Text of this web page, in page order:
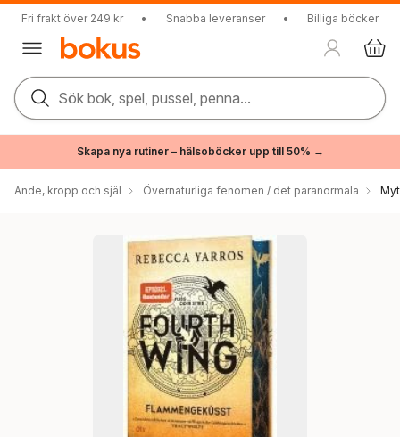
Fri frakt över 249 kr • Snabba leveranser • Billiga böcker
Sök bok, spel, pussel, penna...
Skapa nya rutiner – hälsoböcker upp till 50% →
Ande, kropp och själ Övernaturliga fenomen / det paranormala